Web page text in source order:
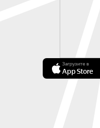
Загрузите в
App Store